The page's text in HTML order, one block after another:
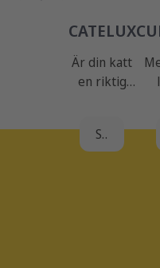
CATELUX
Är din katt
en riktig
problem
Se detaljer